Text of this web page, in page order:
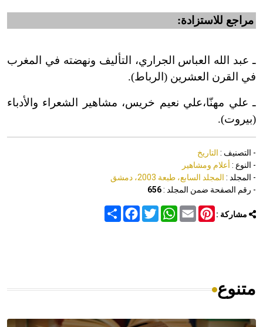
مراجع للاستزادة:
ـ عبد الله العباس الجراري، التأليف ونهضته في المغرب
في القرن العشرين (الرباط).
ـ علي مهنّا،علي نعيم خريس، مشاهير الشعراء والأدباء
(بيروت).
- التصنيف : التاريخ
- النوع : أعلام ومشاهير
- المجلد : المجلد السابع، طبعة 2003، دمشق
- رقم الصفحة ضمن المجلد :656
مشاركة : Share
FacebookTwitter
WhatsAppEmail
Pinterest
متنوع